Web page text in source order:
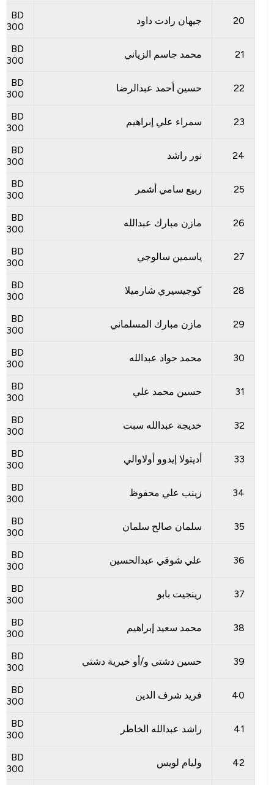
20 جيهان رادت داود
BD
300
21 محمد جاسم الزياني
BD
300
22 حسين أحمد عبدالرضا
BD
300
23 سمراء علي إبراهيم
BD
300
24 نور راشد
BD
300
25 ربيع سامي أشمر
BD
300
26 مازن مبارك عبدالله
BD
300
27 ياسمين سالوجي
BD
300
28 كوجيسيري شارميلا
BD
300
29 مازن مبارك المسلماني
BD
300
30 محمد جواد عبدالله
BD
300
31 حسين محمد علي
BD
300
32 خديجة عبدالله سبت
BD
300
33 أديتولا إيدوو أولاوالي
BD
300
34 زينب علي محفوظ
BD
300
35 سلمان صالح سلمان
BD
300
36 علي شوقي عبدالحسين
BD
300
37 رينجيت بابو
BD
300
38 محمد سعيد إبراهيم
BD
300
39 حسين دشتي و/أو خيرية دشتي
BD
300
40 فريد شرف الدين
BD
300
41 راشد عبدالله الخاطر
BD
300
42 وليام لويس
BD
300